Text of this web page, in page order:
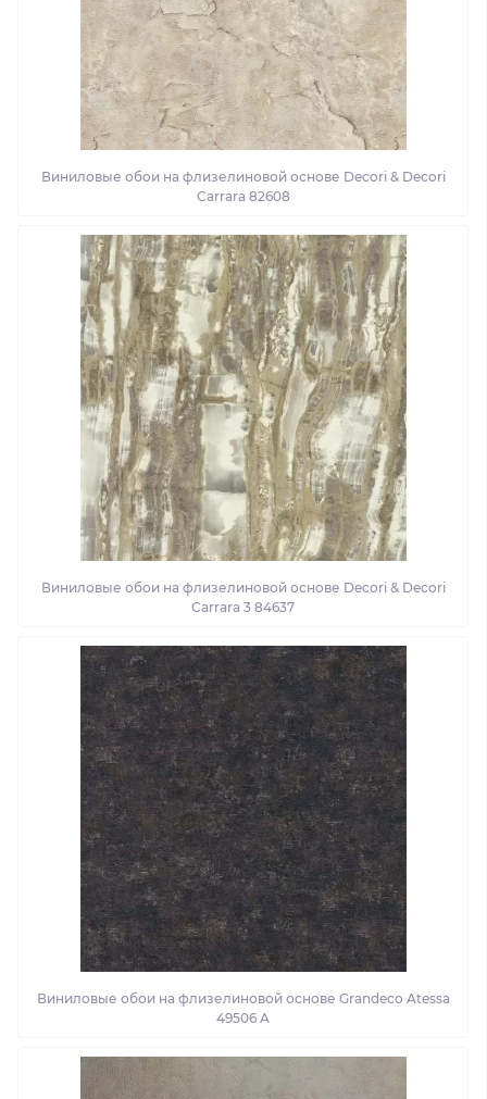
Виниловые обои на флизелиновой основе Decori & Decori
Carrara 82608
Виниловые обои на флизелиновой основе Decori & Decori
Carrara 3 84637
Виниловые обои на флизелиновой основе Grandeco Atessa
49506 A